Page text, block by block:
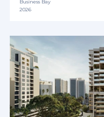
Business Bay
2026